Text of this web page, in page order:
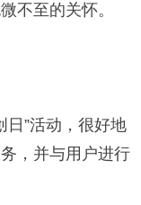
不至的关怀。
日”活动，很好地
，并与用户进行